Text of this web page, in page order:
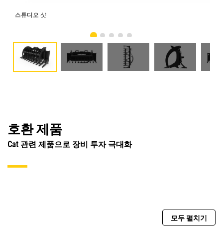
스튜디오 샷
호환 제품
Cat 관련 제품으로 장비 투자 극대화
모두 펼치기